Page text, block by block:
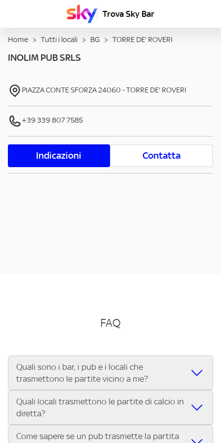
Trova Sky Bar
Home > Tutti i locali > BG > TORRE DE' ROVERI
INOLIM PUB SRLS
PIAZZA CONTE SFORZA24060 -TORRE DE' ROVERI
+39 339 807 7585
Indicazioni Contatta
FAQ
Quali sono i bar, i pub e i locali che
trasmettono le partite vicino a me?
Se cerchi un bar, pub, ristorante o locale vicino a te per
vedere le partite di Serie A ENILIVE, la Serie C Sky Wifi, la
UEFA Champions League, la UEFA Europa League, la UEFA
Conference League, il Tennis, la Formula 1®, la MotoGP™ e
Quali locali trasmettono le partite di calcio in
diretta?
Vuoi sapere quali bar, pub o ristoranti mostrano le partite
Come sapere se un pub trasmette la partita